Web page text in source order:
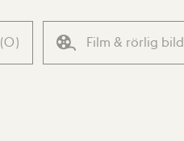
(0) Film & rörlig bild